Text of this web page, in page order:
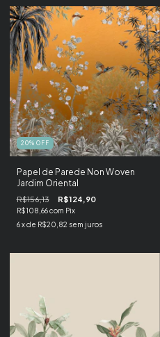
20% OFF
Papel de Parede Non Woven
Jardim Oriental
R$156,13 R$124,90
R$108,66com Pix
6 x de R$20,82 sem juros